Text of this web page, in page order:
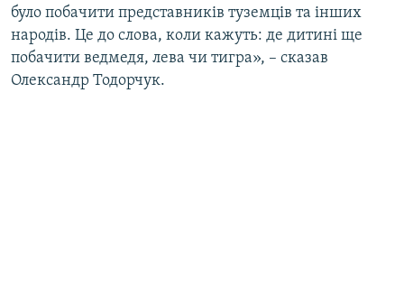
було побачити представників туземців та інших
народів. Це до слова, коли кажуть: де дитині ще
побачити ведмедя, лева чи тигра», – сказав
Олександр Тодорчук.